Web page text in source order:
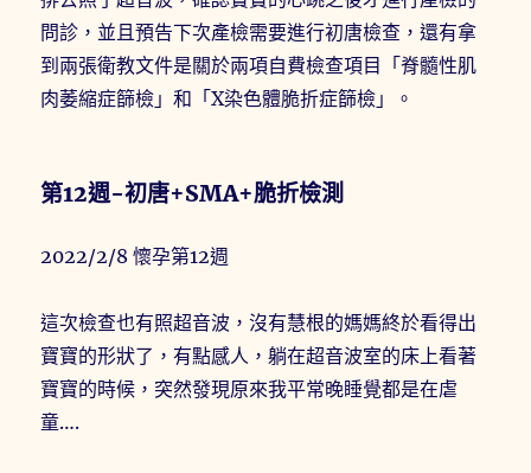
問診，並且預告下次產檢需要進行初唐檢查，還有拿
到兩張衛教文件是關於兩項自費檢查項目「脊髓性肌
肉萎縮症篩檢」和「X染色體脆折症篩檢」。
第12週-初唐+SMA+脆折檢測
2022/2/8 懷孕第12週
這次檢查也有照超音波，沒有慧根的媽媽終於看得出
寶寶的形狀了，有點感人，躺在超音波室的床上看著
寶寶的時候，突然發現原來我平常晚睡覺都是在虐
童….